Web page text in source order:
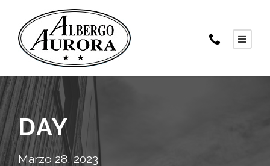
DAY
Marzo 28, 2023